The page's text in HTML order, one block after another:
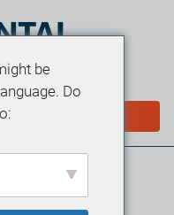
LÍNEA
be
Do